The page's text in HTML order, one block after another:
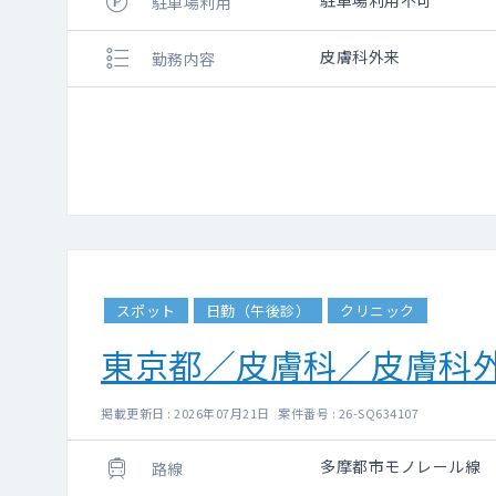
勤務内容 皮膚科外来
スポット 日勤（午後診） クリニック
東京都／皮膚科／皮膚科
掲載更新日 : 2026年07月21日 案件番号 : 26-SQ634107
路線 多摩都市モノレール線